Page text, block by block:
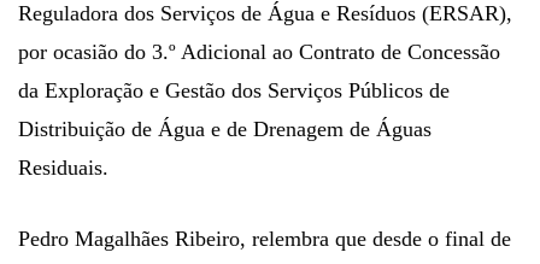
Reguladora dos Serviços de Água e Resíduos (ERSAR),
por ocasião do 3.º Adicional ao Contrato de Concessão
da Exploração e Gestão dos Serviços Públicos de
Distribuição de Água e de Drenagem de Águas
Residuais.
Pedro Magalhães Ribeiro, relembra que desde o final de